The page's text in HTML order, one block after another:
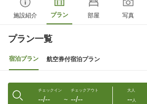
施設紹介 プラン 部屋 写真
プラン一覧
宿泊プラン 航空券付宿泊プラン
チェックイン
--/-- 〜
チェックアウト
--/--
大人
--人